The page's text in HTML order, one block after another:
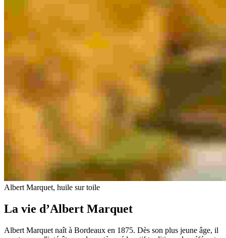
Albert Marquet, huile sur toile
La vie d’Albert Marquet
Albert Marquet naît à Bordeaux en 1875. Dès son plus jeune âge, il